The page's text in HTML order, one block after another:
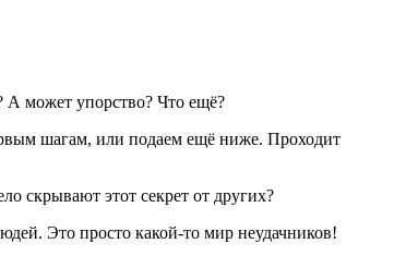
А может упорство? Что ещё?
шагам, или подаем ещё ниже. Проходит
скрывают этот секрет от других?
Это просто какой-то мир неудачников!